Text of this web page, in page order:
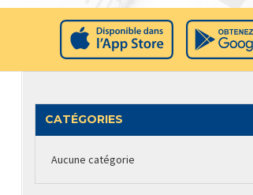
CATÉGORIES
Aucune catégorie